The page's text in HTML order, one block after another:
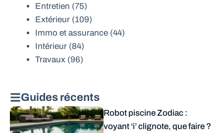
Entretien (75)
Extérieur (109)
Immo et assurance (44)
Intérieur (84)
Travaux (96)
Guides récents
Robot piscine Zodiac :
voyant ‘i’ clignote, que faire ?